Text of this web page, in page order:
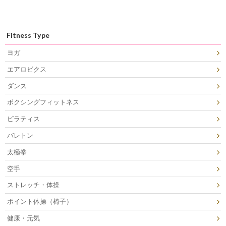
Fitness Type
ヨガ
エアロビクス
ダンス
ボクシングフィットネス
ピラティス
バレトン
太極拳
空手
ストレッチ・体操
ポイント体操（椅子）
健康・元気